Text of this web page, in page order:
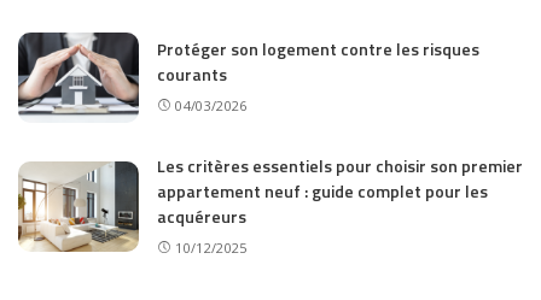
Protéger son logement contre les risques
courants
04/03/2026
Les critères essentiels pour choisir son premier
appartement neuf : guide complet pour les
acquéreurs
10/12/2025